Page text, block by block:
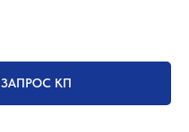
ЗАПРОС КП